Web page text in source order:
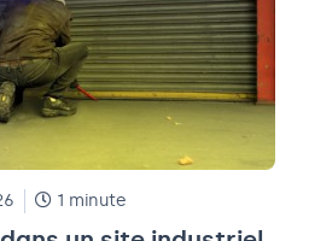
1 minute